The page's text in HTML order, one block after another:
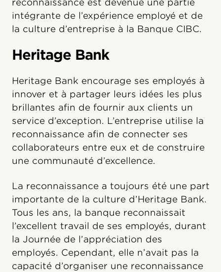
reconnaissance est devenue une partie
intégrante de l’expérience employé et de
la culture d’entreprise à la Banque CIBC.
Heritage Bank
Heritage Bank encourage ses employés à
innover et à partager leurs idées les plus
brillantes afin de fournir aux clients un
service d’exception. L’entreprise utilise la
reconnaissance afin de connecter ses
collaborateurs entre eux et de construire
une communauté d’excellence.
La reconnaissance a toujours été une part
importante de la culture d’Heritage Bank.
Tous les ans, la banque reconnaissait
l’excellent travail de ses employés, durant
la Journée de l’appréciation des
employés. Cependant, elle n’avait pas la
capacité d’organiser une reconnaissance